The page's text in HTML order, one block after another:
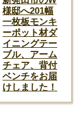
様邸へ201幅
一枚板モンキ
ーポット材ダ
イニングテー
ブル、アーム
チェア、背付
ベンチをお届
けしました！